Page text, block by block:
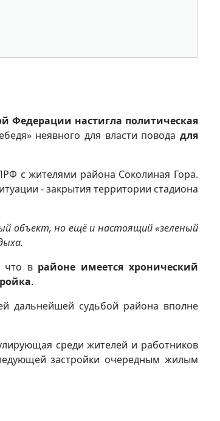
Федерации настигла политическая
неявного для власти поводадля
с жителями района Соколиная Гора.
- закрытия территории стадиона
объект, но ещё и настоящий «зеленый
что в районе имеется хронический
.
дальнейшей судьбой района вполне
среди жителей и работников
застройки очередным жилым